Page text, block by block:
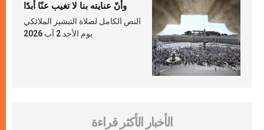
وأنّ عنايته بنا لا تغيب عنّا أبدًا
النص الكامل لصلاة التبشير الملائكي
يوم الأحد 2 آب 2026
الأخبار الأكثر قراءة